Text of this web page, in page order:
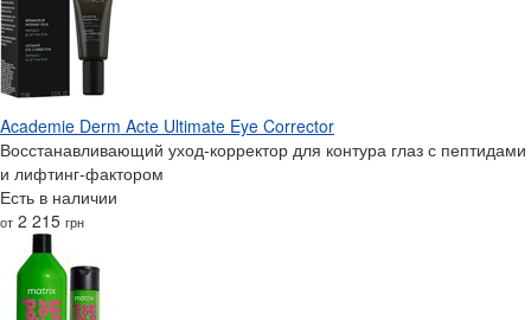
Academie Derm Acte Ultimate Eye Corrector
Восстанавливающий уход-корректор для контура глаз с пептидами
и лифтинг-фактором
Есть в наличии
от 2 215 грн